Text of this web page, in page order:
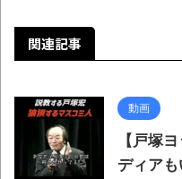
関連記事
動画
【戸塚
ディア